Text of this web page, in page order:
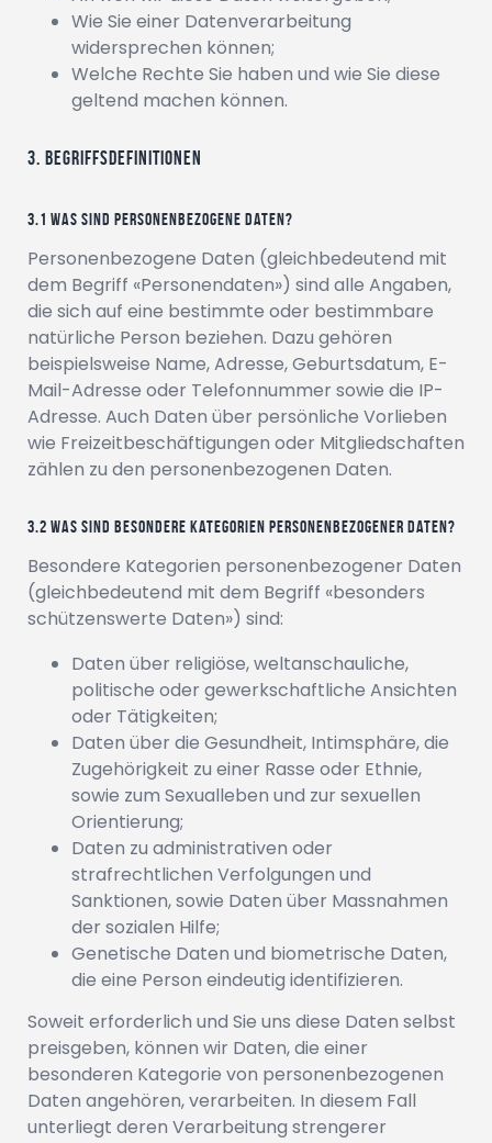
Wie Sie einer Datenverarbeitung
widersprechen können;
Welche Rechte Sie haben und wie Sie diese
geltend machen können.
Begriffsdefinitionen
Was sind personenbezogene Daten?
Personenbezogene Daten (gleichbedeutend mit
dem Begriff «Personendaten») sind alle Angaben,
die sich auf eine bestimmte oder bestimmbare
natürliche Person beziehen. Dazu gehören
beispielsweise Name, Adresse, Geburtsdatum, E-
Mail-Adresse oder Telefonnummer sowie die IP-
Adresse. Auch Daten über persönliche Vorlieben
wie Freizeitbeschäftigungen oder Mitgliedschaften
zählen zu den personenbezogenen Daten.
Was sind besondere Kategorien personenbezogener Daten?
Besondere Kategorien personenbezogener Daten
(gleichbedeutend mit dem Begriff «besonders
schützenswerte Daten») sind:
Daten über religiöse, weltanschauliche,
politische oder gewerkschaftliche Ansichten
oder Tätigkeiten;
Daten über die Gesundheit, Intimsphäre, die
Zugehörigkeit zu einer Rasse oder Ethnie,
sowie zum Sexualleben und zur sexuellen
Orientierung;
Daten zu administrativen oder
strafrechtlichen Verfolgungen und
Sanktionen, sowie Daten über Massnahmen
der sozialen Hilfe;
Genetische Daten und biometrische Daten,
die eine Person eindeutig identifizieren.
Soweit erforderlich und Sie uns diese Daten selbst
preisgeben, können wir Daten, die einer
besonderen Kategorie von personenbezogenen
Daten angehören, verarbeiten. In diesem Fall
unterliegt deren Verarbeitung strengerer